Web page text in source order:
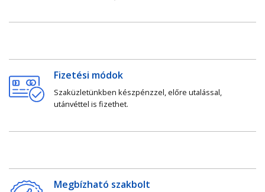
Fizetési módok
Szaküzletünkben készpénzzel, előre utalással,
utánvéttel is fizethet.
Megbízható szakbolt